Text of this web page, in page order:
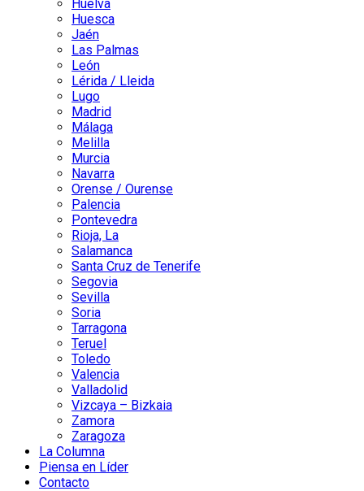
Huelva
Huesca
Jaén
Las Palmas
León
Lérida / Lleida
Lugo
Madrid
Málaga
Melilla
Murcia
Navarra
Orense / Ourense
Palencia
Pontevedra
Rioja, La
Salamanca
Santa Cruz de Tenerife
Segovia
Sevilla
Soria
Tarragona
Teruel
Toledo
Valencia
Valladolid
Vizcaya – Bizkaia
Zamora
Zaragoza
La Columna
Piensa en Líder
Contacto